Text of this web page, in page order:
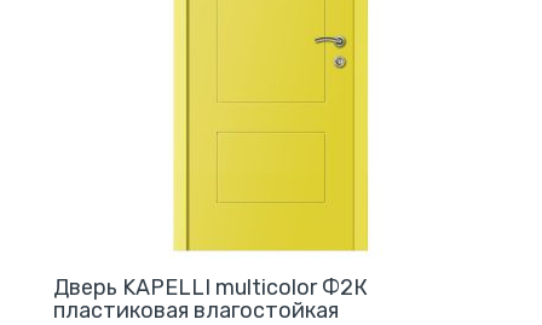
Дверь KAPELLI multicolor Ф2К
пластиковая влагостойкая